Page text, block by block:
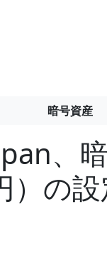
暗号資産
、
）の